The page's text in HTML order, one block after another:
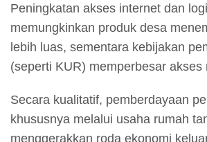
Peningkatan akses internet dan
memungkinkan produk desa
lebih luas, sementara kebijakan
(seperti KUR) memperbesar akses
Secara kualitatif, pemberdayaan
khususnya melalui usaha rumah
menggerakkan roda ekonomi